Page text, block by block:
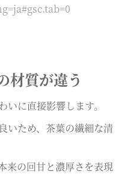
材質が違う
に直接影響します。
いため、茶葉の繊細な清
来の回甘と濃厚さを表現